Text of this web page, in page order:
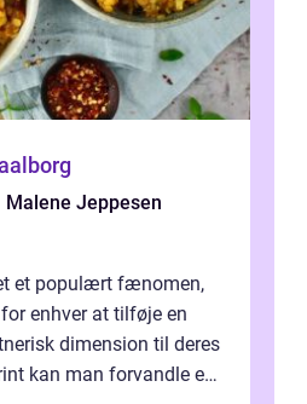
Malene Jeppesen
et populært fænomen,
enhver at tilføje en
dimension til deres
kan man forvandle en